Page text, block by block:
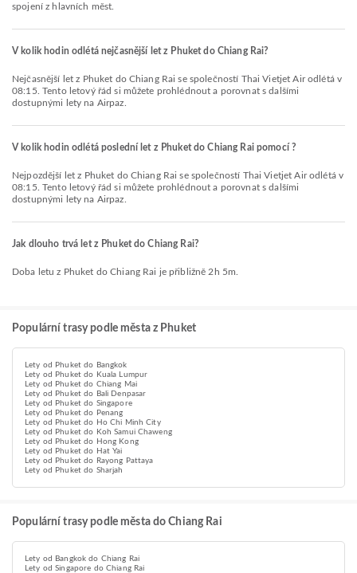
spojení z hlavních měst.
V kolik hodin odlétá nejčasnější let z Phuket do Chiang Rai?
Nejčasnější let z Phuket do Chiang Rai se společností Thai Vietjet Air odlétá v
08:15. Tento letový řád si můžete prohlédnout a porovnat s dalšími
dostupnými lety na Airpaz.
V kolik hodin odlétá poslední let z Phuket do Chiang Rai pomocí ?
Nejpozdější let z Phuket do Chiang Rai se společností Thai Vietjet Air odlétá v
08:15. Tento letový řád si můžete prohlédnout a porovnat s dalšími
dostupnými lety na Airpaz.
Jak dlouho trvá let z Phuket do Chiang Rai?
Doba letu z Phuket do Chiang Rai je přibližně 2h 5m.
Populární trasy podle města z Phuket
Lety od Phuket do Bangkok
Lety od Phuket do Kuala Lumpur
Lety od Phuket do Chiang Mai
Lety od Phuket do Bali Denpasar
Lety od Phuket do Singapore
Lety od Phuket do Penang
Lety od Phuket do Ho Chi Minh City
Lety od Phuket do Koh Samui Chaweng
Lety od Phuket do Hong Kong
Lety od Phuket do Hat Yai
Lety od Phuket do Rayong Pattaya
Lety od Phuket do Sharjah
Populární trasy podle města do Chiang Rai
Lety od Bangkok do Chiang Rai
Lety od Singapore do Chiang Rai